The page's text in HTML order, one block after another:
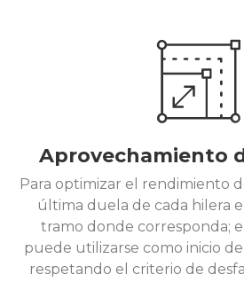
Aprovechamiento
Para optimizar el rendimiento
última duela de cada hilera
tramo donde corresponda;
puede utilizarse como inicio
respetando el criterio de